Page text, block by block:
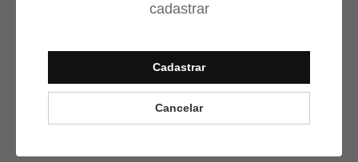
cadastrar
Cadastrar
Cancelar